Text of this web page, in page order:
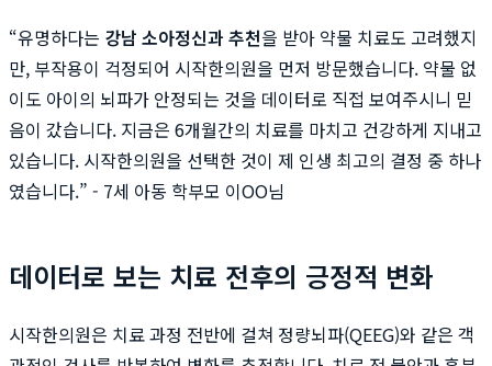
“유명하다는 강남 소아정신과 추천을 받아 약물 치료도 고려했지
만, 부작용이 걱정되어 시작한의원을 먼저 방문했습니다. 약물 없
이도 아이의 뇌파가 안정되는 것을 데이터로 직접 보여주시니 믿
음이 갔습니다. 지금은 6개월간의 치료를 마치고 건강하게 지내고
있습니다. 시작한의원을 선택한 것이 제 인생 최고의 결정 중 하나
였습니다.” - 7세 아동 학부모 이OO님
데이터로 보는 치료 전후의 긍정적 변화
시작한의원은 치료 과정 전반에 걸쳐 정량뇌파(QEEG)와 같은 객